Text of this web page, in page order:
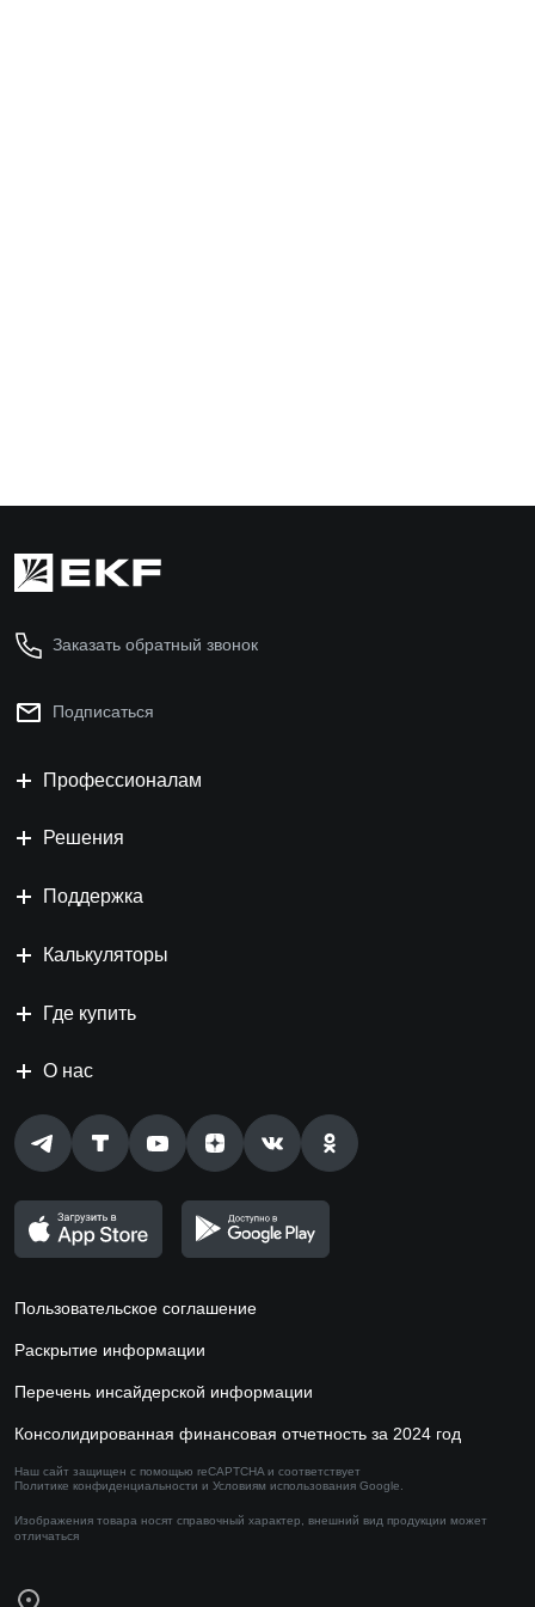
Заказать обратный звонок
Подписаться
Профессионалам
Решения
Поддержка
Калькуляторы
Где купить
О нас
Пользовательское соглашение
Раскрытие информации
Перечень инсайдерской информации
Консолидированная финансовая отчетность за 2024 год
Наш сайт защищен с помощью reCAPTCHA и соответствует
Политике конфиденциальности и Условиям использования Google.
Изображения товара носят справочный характер, внешний вид продукции может
отличаться